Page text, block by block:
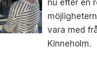
nu efter en
vara med
Kinneholm.